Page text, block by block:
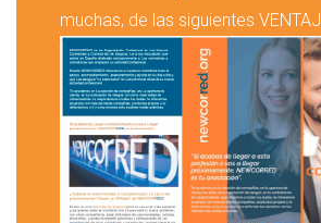
muchas, de las siguientes